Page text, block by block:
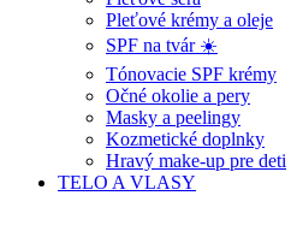
Pleťové krémy a oleje
SPF na tvár ☀️
Tónovacie SPF krémy
Očné okolie a pery
Masky a peelingy
Kozmetické doplnky
Hravý make-up pre deti
TELO A VLASY